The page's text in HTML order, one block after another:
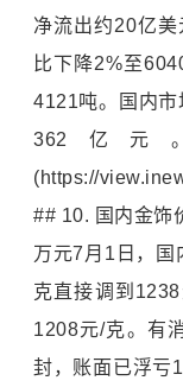
净流出约20亿
比下降2%至
4121吨。国内
362亿
(https://
## 10. 国内金饰
万元7月1日，国
克直接调到
1208元/克。有
封，账面已浮亏